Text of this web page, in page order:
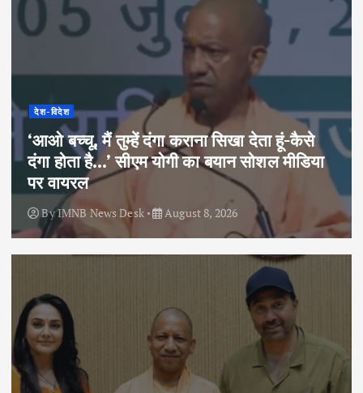
देश-विदेश
‘आओ बच्चू, मैं तुम्हें दंगा कराना सिखा देता हूं-कैसे
दंगा होता है…’ सीएम योगी का बयान सोशल मीडिया
पर वायरल
ByIMNB News Desk August 8, 2026